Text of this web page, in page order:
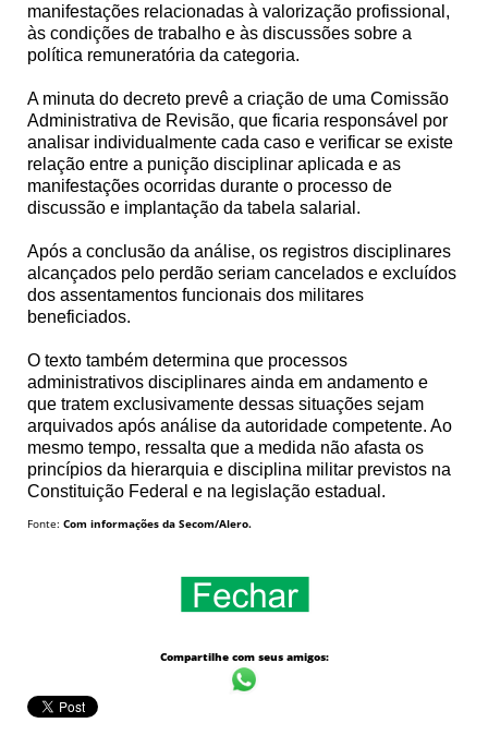
manifestações relacionadas à valorização profissional,
às condições de trabalho e às discussões sobre a
política remuneratória da categoria.
A minuta do decreto prevê a criação de uma Comissão
Administrativa de Revisão, que ficaria responsável por
analisar individualmente cada caso e verificar se existe
relação entre a punição disciplinar aplicada e as
manifestações ocorridas durante o processo de
discussão e implantação da tabela salarial.
Após a conclusão da análise, os registros disciplinares
alcançados pelo perdão seriam cancelados e excluídos
dos assentamentos funcionais dos militares
beneficiados.
O texto também determina que processos
administrativos disciplinares ainda em andamento e
que tratem exclusivamente dessas situações sejam
arquivados após análise da autoridade competente. Ao
mesmo tempo, ressalta que a medida não afasta os
princípios da hierarquia e disciplina militar previstos na
Constituição Federal e na legislação estadual.
Fonte: Com informações da Secom/Alero.
Compartilhe com seus amigos: